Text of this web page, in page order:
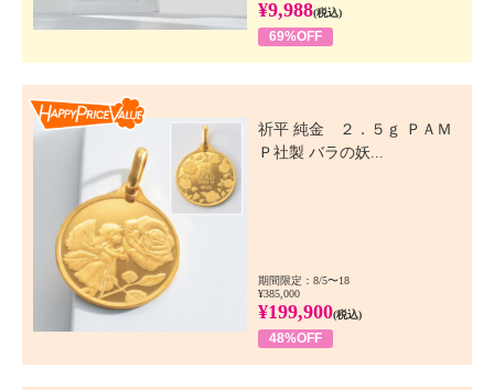
¥9,988(税込)
69%OFF
祈平 純金 ２．５ｇ ＰＡＭ
Ｐ社製 バラの妖...
期間限定：8/5〜18
¥385,000
¥199,900(税込)
48%OFF